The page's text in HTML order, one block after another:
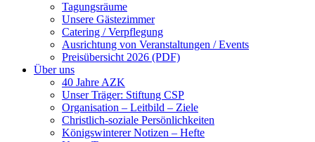
Tagungsräume
Unsere Gästezimmer
Catering / Verpflegung
Ausrichtung von Veranstaltungen / Events
Preisübersicht 2026 (PDF)
Über uns
40 Jahre AZK
Unser Träger: Stiftung CSP
Organisation – Leitbild – Ziele
Christlich-soziale Persönlichkeiten
Königswinterer Notizen – Hefte